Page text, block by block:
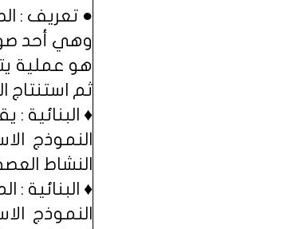
● تعريف :
وهي أحد
هو عملية
ثم استنتاج
♦ البنائية :
النموذج
النشاط
♦ البنائية :
النموذج